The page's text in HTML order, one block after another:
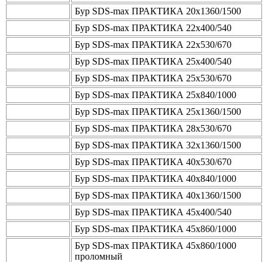
Бур SDS-max ПРАКТИКА 20х1360/1500
Бур SDS-max ПРАКТИКА 22х400/540
Бур SDS-max ПРАКТИКА 22х530/670
Бур SDS-max ПРАКТИКА 25х400/540
Бур SDS-max ПРАКТИКА 25х530/670
Бур SDS-max ПРАКТИКА 25х840/1000
Бур SDS-max ПРАКТИКА 25х1360/1500
Бур SDS-max ПРАКТИКА 28х530/670
Бур SDS-max ПРАКТИКА 32х1360/1500
Бур SDS-max ПРАКТИКА 40х530/670
Бур SDS-max ПРАКТИКА 40х840/1000
Бур SDS-max ПРАКТИКА 40х1360/1500
Бур SDS-max ПРАКТИКА 45х400/540
Бур SDS-max ПРАКТИКА 45х860/1000
Бур SDS-max ПРАКТИКА 45х860/1000
проломный